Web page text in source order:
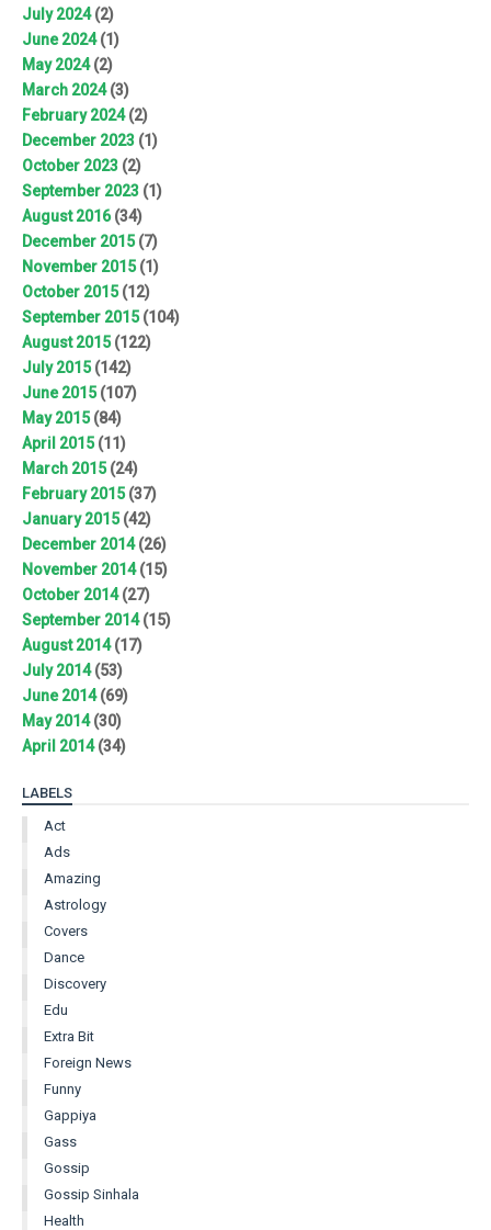
July 2024(2)
June 2024(1)
May 2024(2)
March 2024(3)
February 2024(2)
December 2023 (1)
October 2023 (2)
September 2023 (1)
August 2016(34)
December 2015(7)
November 2015(1)
October 2015(12)
September 2015(104)
August 2015(122)
July 2015(142)
June 2015(107)
May 2015(84)
April 2015(11)
March 2015(24)
February 2015(37)
January 2015(42)
December 2014(26)
November 2014(15)
October 2014(27)
September 2014(15)
August 2014(17)
July 2014(53)
June 2014(69)
May 2014(30)
April 2014(34)
LABELS
Act
Ads
Amazing
Astrology
Covers
Dance
Discovery
Edu
Extra Bit
Foreign News
Funny
Gappiya
Gass
Gossip
Gossip Sinhala
Health